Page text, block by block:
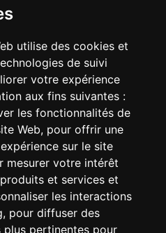
utilise des cookies et
de suivi
votre expérience
aux fins suivantes :
les fonctionnalités de
Web, pour offrir une
sur le site
mesurer votre intérêt
et services et
les interactions
, pour diffuser des
plus pertinentes pour
passe
3 + 5?
un compte ?